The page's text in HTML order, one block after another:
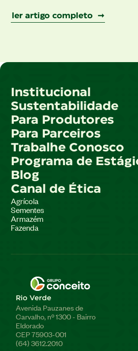
ler artigo completo ➞
Institucional
Sustentabilidade
Para Produtores
Para Parceiros
Trabalhe Conosco
Programa de
Blog
Canal de Ética
Agrícola
Sementes
Armazém
Fazenda
Rio Verde
Avenida Pauzanes de
Carvalho, nº 1300 - Bairro
Eldorado
CEP 75903-001
(64) 3612.2010